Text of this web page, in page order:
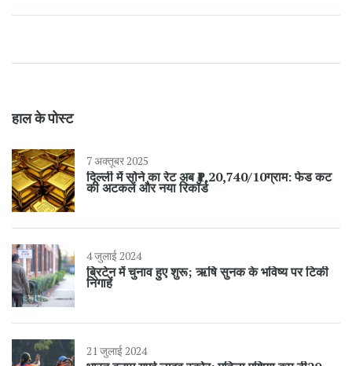
हाल के पोस्ट
7 अक्तूबर 2025
दिल्ली में सोने का रेट अब ₹1,20,740/10ग्राम: फेड कट
की अटकलें और नया रिकॉर्ड
4 जुलाई 2024
ब्रिटेन में चुनाव हुए शुरू; ऋषि सुनक के भविष्य पर टिकी
निगाहें
21 जुलाई 2024